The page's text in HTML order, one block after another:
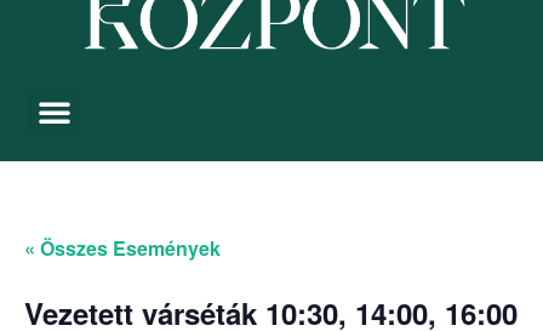
« Összes Események
Vezetett várséták 10:30, 14:00, 16:00